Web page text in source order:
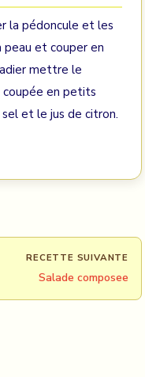
la pédoncule et les
peau et couper en
mettre le
en petits
et le jus de citron.
RECETTE SUIVANTE
Salade composee